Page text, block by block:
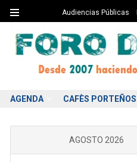
Audiencias Públicas
AGENDA CAFÈS PORTEÑOS
AGOSTO 2026